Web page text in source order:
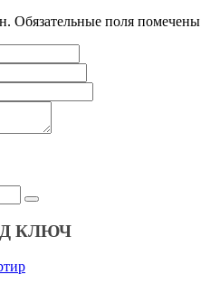
Обязательные поля помечены
КЛЮЧ